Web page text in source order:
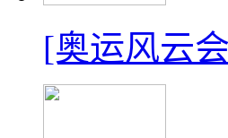
[奥运风云